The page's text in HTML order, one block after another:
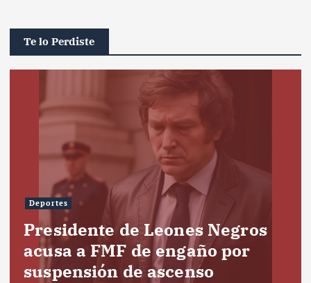
Te lo Perdiste
Deportes
Presidente de Leones Negros
acusa a FMF de engaño por
suspensión de ascenso